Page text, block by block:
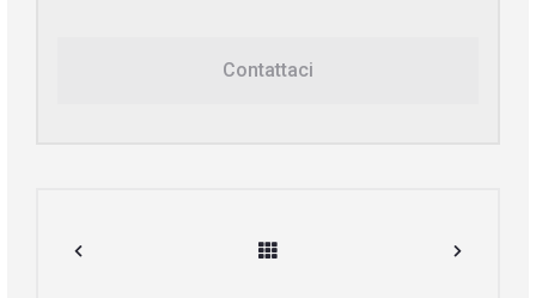
Contattaci